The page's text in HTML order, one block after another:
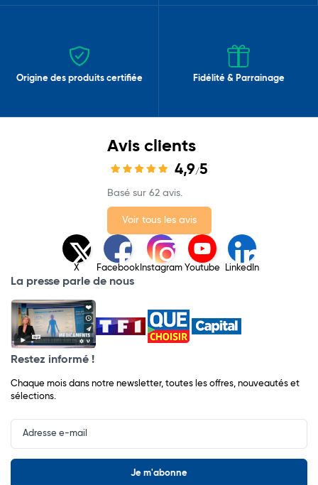
Origine des produits certifiée Fidélité & Parrainage
Avis clients
4,9/5
Basé sur 62 avis.
Voir tous les avis
X Facebook Instagram Youtube LinkedIn
La presse parle de nous
Restez informé !
Chaque mois dans notre newsletter, toutes les offres, nouveautés et
sélections.
Input
Newsletter